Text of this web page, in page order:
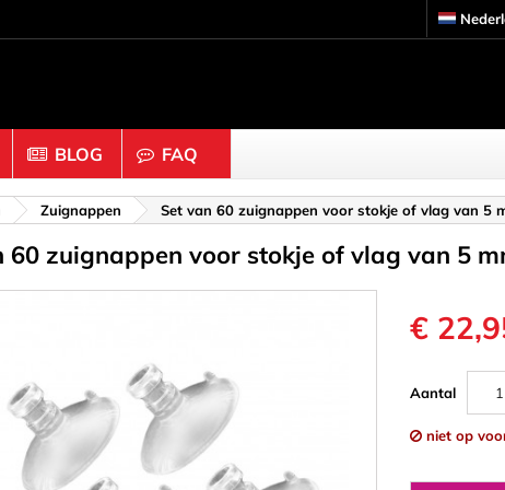
& Gaas
Knutselhout & Kurk
Ballen & Kralen
Dobbelstenen
Doppen & Knoppen
Ornamenten & Houtsnijwerk
Ringen
BLOG FAQ
Zuignappen Set van 60 zuignappen voor stokje of vlag van 5
60 zuignappen voor stokje of vlag van 5
€
Aantal
niet op